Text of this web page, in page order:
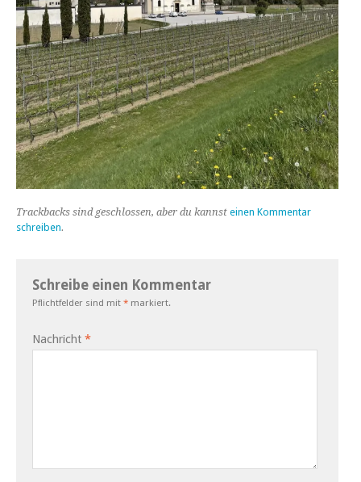
Trackbacks sind geschlossen, aber du kannst einen Kommentar
schreiben.
Schreibe einen Kommentar
Pflichtfelder sind mit * markiert.
Nachricht *